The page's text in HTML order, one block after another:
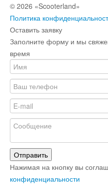
© 2026 «Scooterland»
Политика
Оставить заявку
Заполните форму и мы
время
Отправить
Нажимая на кнопку вы
конфиденциальности